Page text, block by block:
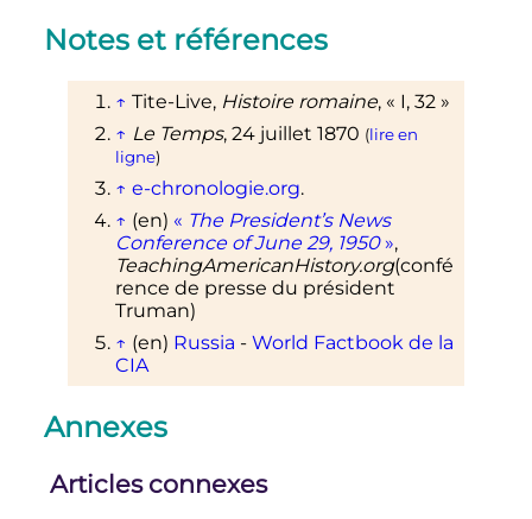
Notes et références
↑ Tite-Live, Histoire romaine, « I, 32 »
↑ Le Temps, 24 juillet 1870 (lire en
ligne)
↑ e-chronologie.org.
↑ (en) « The President’s News
Conference of June 29, 1950 »,
TeachingAmericanHistory.org(confé
rence de presse du président
Truman)
↑ (en) Russia - World Factbook de la
CIA
Annexes
Articles connexes